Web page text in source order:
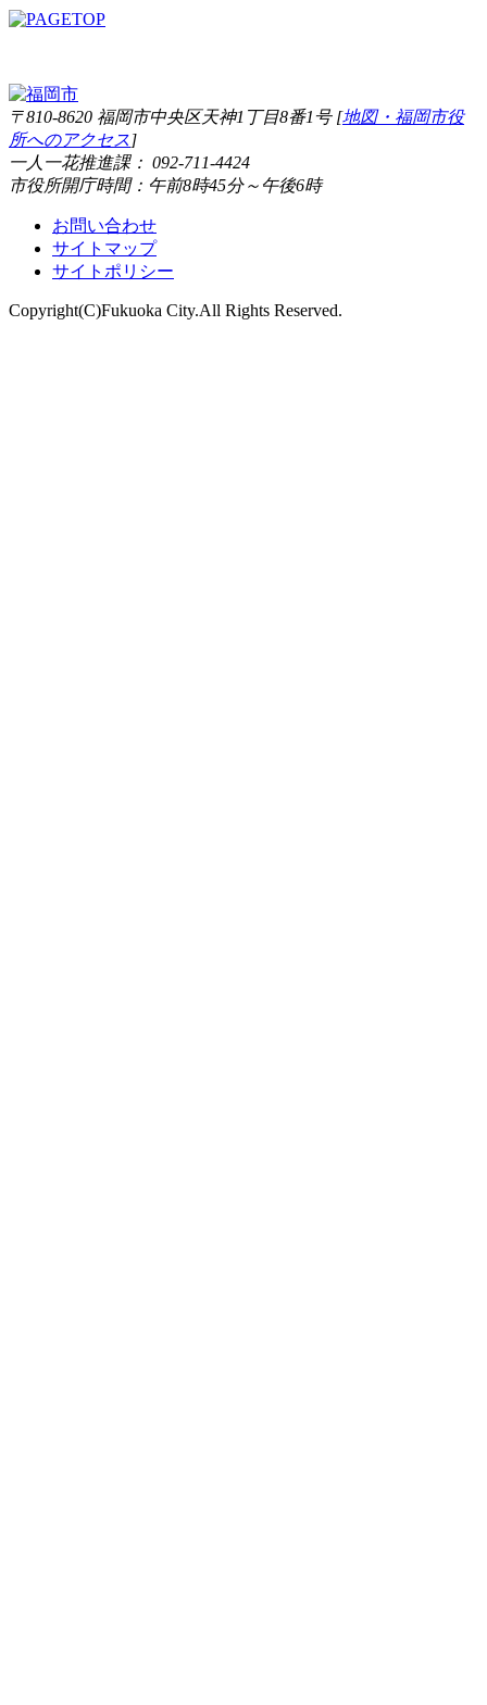
〒810-8620 福岡市中央区天神1丁目8番1号 [地図・福岡市役
所へのアクセス]
一人一花推進課： 092-711-4424
市役所開庁時間：午前8時45分～午後6時
お問い合わせ
サイトマップ
サイトポリシー
Copyright(C)Fukuoka City.All Rights Reserved.